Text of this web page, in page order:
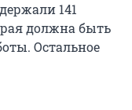
141
должна быть
Остальное